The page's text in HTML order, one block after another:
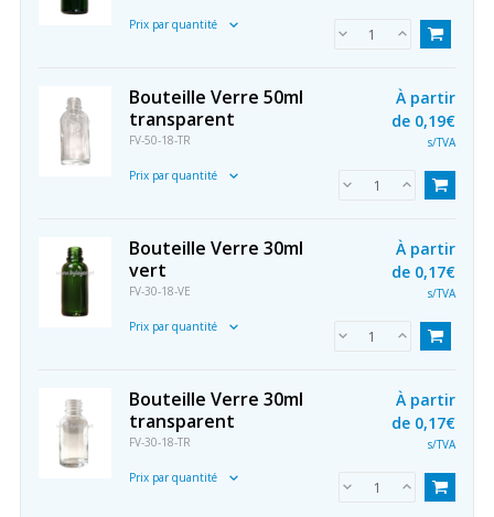
Prix par quantité
Bouteille Verre 50ml
transparent
FV-50-18-TR
Prix par quantité
À partir
de 0,19€
s/TVA
Bouteille Verre 30ml
vert
FV-30-18-VE
Prix par quantité
À partir
de 0,17€
s/TVA
Bouteille Verre 30ml
transparent
FV-30-18-TR
Prix par quantité
À partir
de 0,17€
s/TVA